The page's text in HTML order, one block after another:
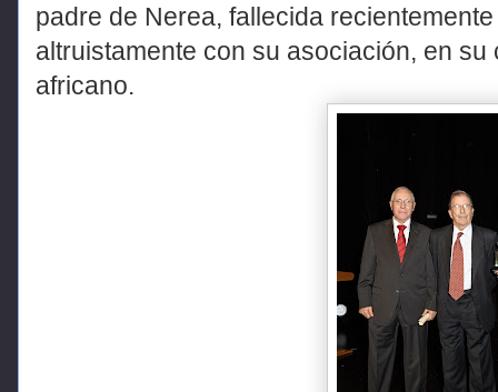
padre de Nerea, fallecida
altruistamente con su asociación, en
africano.